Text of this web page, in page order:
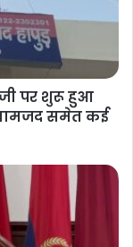
पर शुरू हुआ
नामजद समेत कई